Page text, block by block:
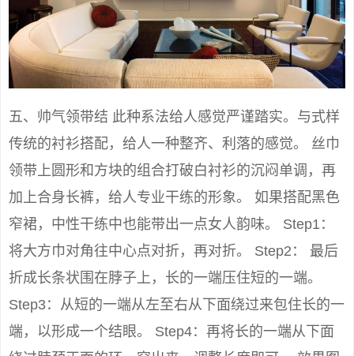
五、帅气领带结 此种系法给人感觉严谨踏实。与式样
传统的衬衫搭配，给人一种整齐、利落的感觉。 丝巾
领带上圆形和方块的组合打破白衬衫的沉闷单调，再
加上合身长裤，给人专业干练的形象。 如果搭配黑色
窄裙，中性干练中也能带出一点女人韵味。 Step1：
将大方巾对角往中心点对折，再对折。 Step2： 最后
折成长条状围在脖子上，长的一端压住短的一端。
Step3：从短的一端从左至右从下面绕过来包住长的一
端，以形成一个结眼。 Step4：再将长的一端从下面